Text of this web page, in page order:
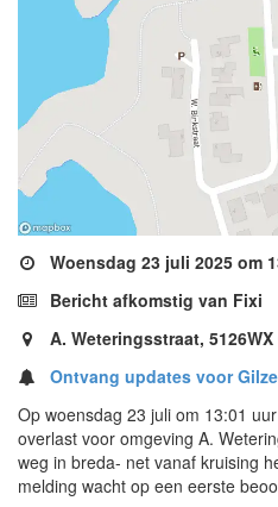
Woensdag 23 juli 2025 om
Bericht afkomstig van Fixi
A. Weteringsstraat, 5126WX
Ontvang updates voor Gilze
Op woensdag 23 juli om 13:01
overlast voor omgeving A.
weg in breda- net vanaf kruising
melding wacht op een eerste